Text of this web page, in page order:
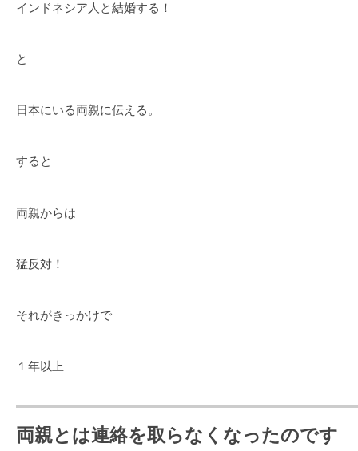
インドネシア人と結婚する！
と
日本にいる両親に伝える。
すると
両親からは
猛反対！
それがきっかけで
１年以上
両親とは連絡を取らなくなったのです